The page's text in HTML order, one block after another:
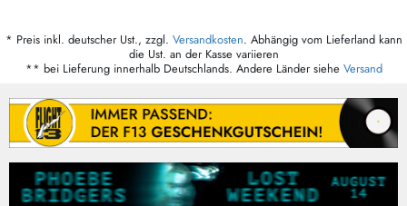
* Preis inkl. deutscher Ust., zzgl. Versandkosten. Abhängig vom Lieferland kann
die Ust. an der Kasse variieren
** bei Lieferung innerhalb Deutschlands. Andere Länder siehe Versand